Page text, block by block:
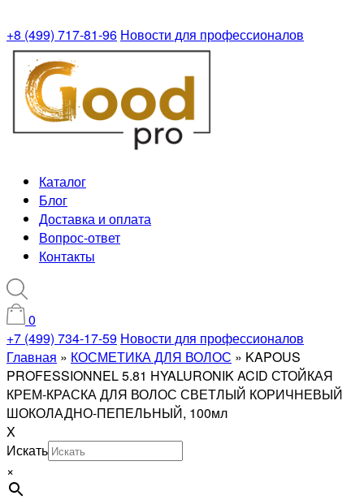
+8 (499) 717-81-96 Новости для профессионалов
Каталог
Блог
Доставка и оплата
Вопрос-ответ
Контакты
0
+7 (499) 734-17-59 Новости для профессионалов
Главная » КОСМЕТИКА ДЛЯ ВОЛОС » KAPOUS
PROFESSIONNEL 5.81 HYALURONIK ACID СТОЙКАЯ
КРЕМ-КРАСКА ДЛЯ ВОЛОС СВЕТЛЫЙ КОРИЧНЕВЫЙ
ШОКОЛАДНО-ПЕПЕЛЬНЫЙ, 100мл
X
Искать
×